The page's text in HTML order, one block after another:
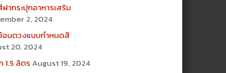
ากระปุกอาหารเสริม
2, 2024
นตวงแบบกำหนดสี
20, 2024
1.5 ลิตร August 19, 2024